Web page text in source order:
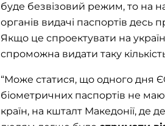
буде безвізовий режим, то на
органів видачі паспортів десь
Якщо це спроектувати на
спроможна видати таку
“Може статися, що одного дня
біометричних паспортів не
країн, на кшталт Македонії, де